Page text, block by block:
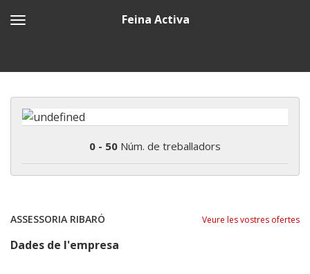
Feina Activa
0 - 50 Núm. de treballadors
ASSESSORIA RIBARÓ Veure les vostres ofertes
Dades de l'empresa